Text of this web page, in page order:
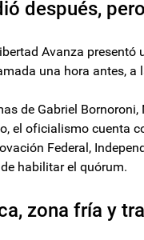
después,
Avanza presentó
una hora antes, a
de Gabriel
el oficialismo cuenta
Federal,
habilitar el quórum.
zona fría y